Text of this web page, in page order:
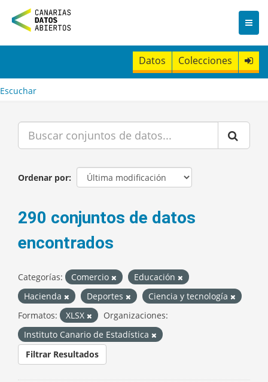
n
t
Datos Colecciones
Escuchar
Ordenar por
290 conjuntos de datos
encontrados
Categorías: Comercio
Educación
Hacienda
Deportes
Ciencia y tecnología
Formatos:
XLSX
Organizaciones:
Instituto Canario de Estadística
Filtrar Resultados